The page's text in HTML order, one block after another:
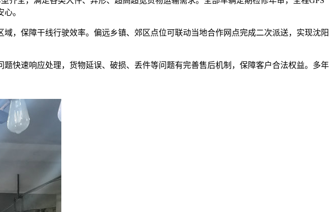
。
，保障干线行驶效率。偏远乡镇、郊区点位可联动当地合作网点完成二次派送，实现沈阳
快速响应处理，货物延误、破损、丢件等问题有完善售后机制，保障客户合法权益。多年